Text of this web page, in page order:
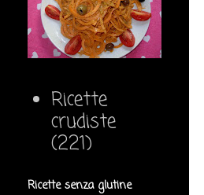
Ricette
crudiste
(221)
Ricette senza glutine